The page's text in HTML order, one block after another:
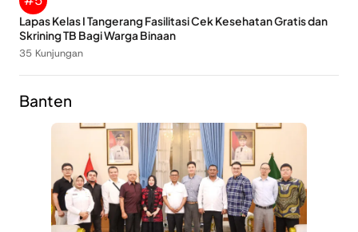
Lapas Kelas I Tangerang Fasilitasi Cek Kesehatan Gratis dan
Skrining TB Bagi Warga Binaan
35 Kunjungan
Banten